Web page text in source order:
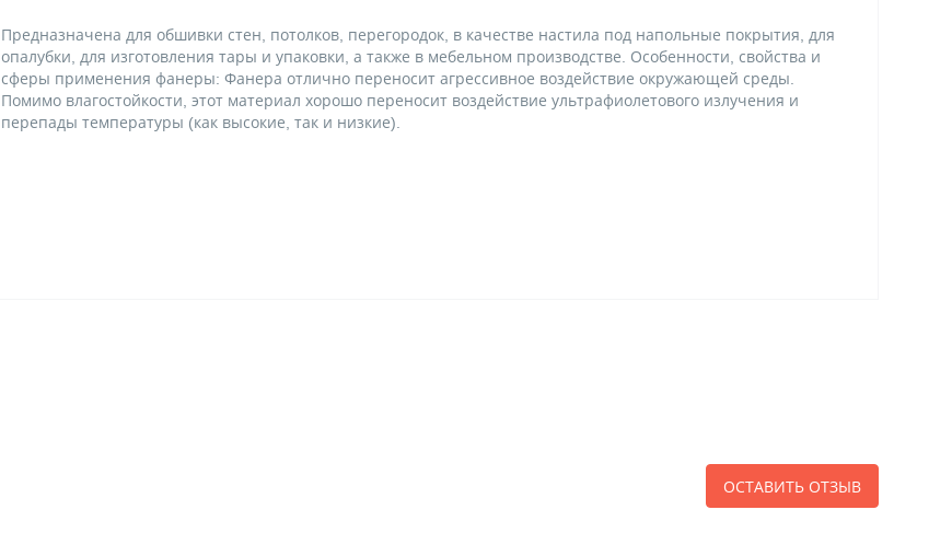
Предназначена для обшивки стен, потолков, перегородок, в качестве настила под напольные покрытия, для
опалубки, для изготовления тары и упаковки, а также в мебельном производстве. Особенности, свойства и
сферы применения фанеры: Фанера отлично переносит агрессивное воздействие окружающей среды.
Помимо влагостойкости, этот материал хорошо переносит воздействие ультрафиолетового излучения и
перепады температуры (как высокие, так и низкие).
ОСТАВИТЬ ОТЗЫВ